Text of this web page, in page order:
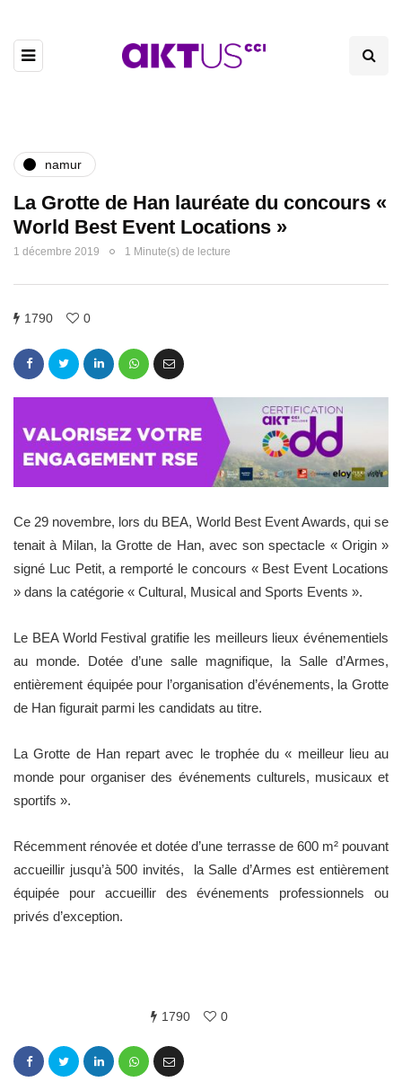
namur
La Grotte de Han lauréate du concours «
World Best Event Locations »
1 décembre 2019 1 Minute(s) de lecture
1790 0
Ce 29 novembre, lors du BEA, World Best Event Awards, qui se
tenait à Milan, la Grotte de Han, avec son spectacle « Origin »
signé Luc Petit, a remporté le concours « Best Event Locations
» dans la catégorie « Cultural, Musical and Sports Events ».
Le BEA World Festival gratifie les meilleurs lieux événementiels
au monde. Dotée d’une salle magnifique, la Salle d’Armes,
entièrement équipée pour l’organisation d’événements, la Grotte
de Han figurait parmi les candidats au titre.
La Grotte de Han repart avec le trophée du « meilleur lieu au
monde pour organiser des événements culturels, musicaux et
sportifs ».
Récemment rénovée et dotée d’une terrasse de 600 m² pouvant
accueillir jusqu’à 500 invités, la Salle d’Armes est entièrement
équipée pour accueillir des événements professionnels ou
privés d’exception.
1790 0